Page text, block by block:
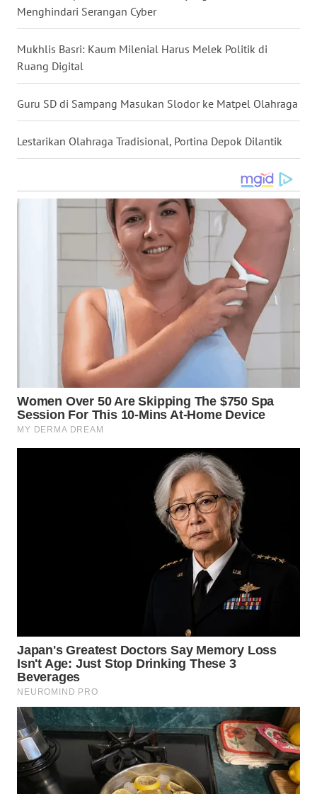
Menghindari Serangan Cyber
Mukhlis Basri: Kaum Milenial Harus Melek Politik di
Ruang Digital
Guru SD di Sampang Masukan Slodor ke Matpel Olahraga
Lestarikan Olahraga Tradisional, Portina Depok Dilantik
WN
NUSANTARA
WN
JOGJA
WN
JATIM
BALI
KALTARA
WN
KALSEL
KALTIM
WN
MALUKU
MALUT
WN
DAIRI